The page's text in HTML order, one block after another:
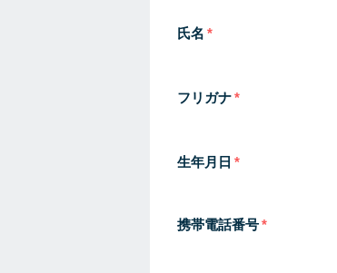
氏名
フリガナ
生年月日
携帯電話番号